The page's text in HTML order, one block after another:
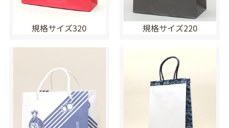
規格サイズ320 規格サイズ220